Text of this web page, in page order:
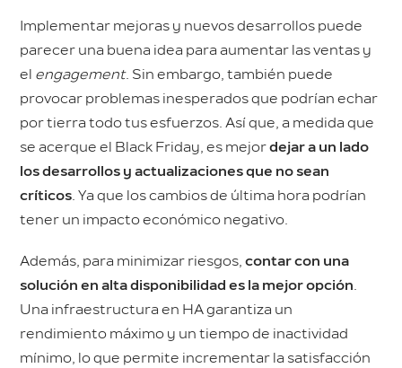
Implementar mejoras y nuevos desarrollos puede
parecer una buena idea para aumentar las ventas y
el engagement. Sin embargo, también puede
provocar problemas inesperados que podrían echar
por tierra todo tus esfuerzos. Así que, a medida que
se acerque el Black Friday, es mejordejar a un lado
los desarrollos y actualizaciones que no sean
críticos. Ya que los cambios de última hora podrían
tener un impacto económico negativo.
Además, para minimizar riesgos,contar con una
solución en alta disponibilidad es la mejor opción.
Una infraestructura en HA garantiza un
rendimiento máximo y un tiempo de inactividad
mínimo, lo que permite incrementar la satisfacción